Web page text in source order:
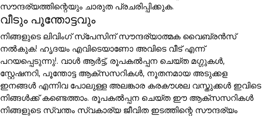
സൗന്ദര്യത്തിന്റെയും ചാരുത പ്രചരിപ്പിക്കുക.
വീടും പൂന്തോട്ടവും
നിങ്ങളുടെ ലിവിംഗ് സ്പേസിന് സൗന്ദര്യാത്മക വൈബ്രൻസ്
നൽകുക! ഹൃദയം എവിടെയാണോ അവിടെ വീട് എന്ന്
പറയപ്പെടുന്നു!. വാൾ ആർട്ട്, രൂപകൽപ്പന ചെയ്ത മഗ്ഗുകൾ,
സ്റ്റേഷനറി, പൂന്തോട്ട ആക്സസറികൾ, നൂതനമായ അടുക്കള
ഇനങ്ങൾ എന്നിവ പോലുള്ള അലങ്കാര കരകൗശല വസ്തുക്കൾ ഇവിടെ
നിങ്ങൾക്ക് കണ്ടെത്താം. രൂപകൽപ്പന ചെയ്ത ഈ ആക്സസറികൾ
നിങ്ങളുടെ സ്വന്തം സ്വകാര്യ ജീവിത ഇടത്തിന്റെ സൗന്ദര്യം